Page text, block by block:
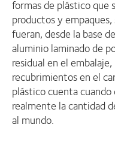
formas de plástico que
productos y
fueran, desde la base
aluminio laminado de
residual en el
recubrimientos en el
plástico cuenta
realmente la cantidad
al mundo.